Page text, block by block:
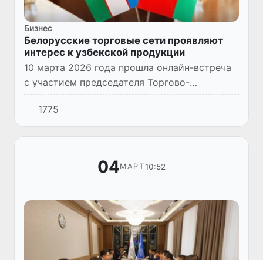
Бизнес
Белорусские торговые сети проявляют
интерес к узбекской продукции
10 марта 2026 года прошла онлайн-встреча
с участием председателя Торгово-
промышленной палаты Узбекистана Даврона
Вахабова и представителей крупных
розничных сетей Беларуси.
1775
04МАРТ10:52